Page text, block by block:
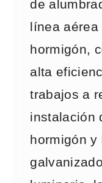
de
línea aérea
hormigón,
alta
trabajos a
instalación
hormigón y